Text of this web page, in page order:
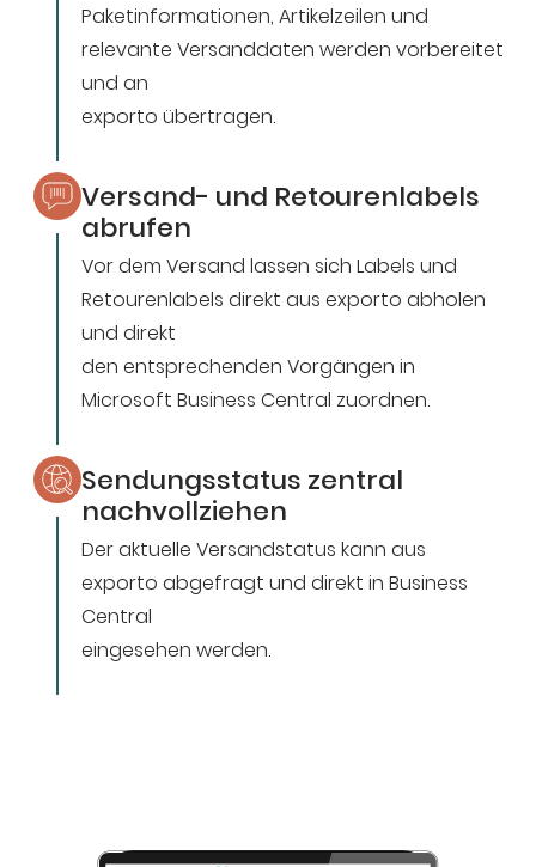
Paketinformationen, Artikelzeilen und
relevante Versanddaten werden vorbereitet
und an
exporto übertragen.
Versand- und Retourenlabels
abrufen
Vor dem Versand lassen sich Labels und
Retourenlabels direkt aus exporto abholen
und direkt
den entsprechenden Vorgängen in
Microsoft Business Central zuordnen.
Sendungsstatus zentral
nachvollziehen
Der aktuelle Versandstatus kann aus
exporto abgefragt und direkt in Business
Central
eingesehen werden.